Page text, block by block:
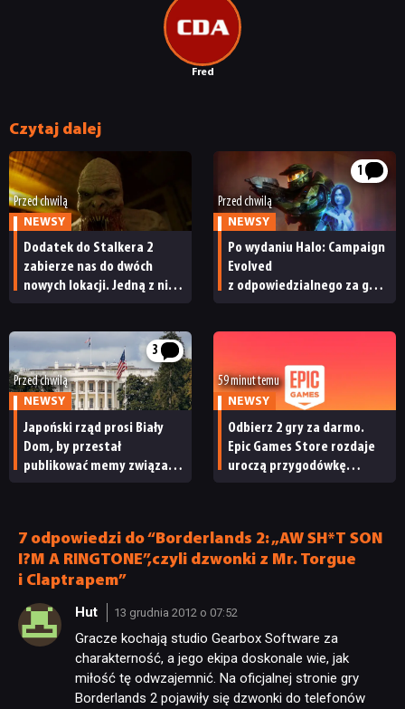
PUBLICYSTYKA
KULTURA
RETRO
TECHNOLOGIE
DYSKUSJE
Fred
Czytaj dalej
Przed chwilą
NEWSY
Dodatek do Stalkera 2
zabierze nas do dwóch
nowych lokacji. Jedną z nich
1
Przed chwilą
NEWSY
Po wydaniu Halo: Campaign
Evolved
z odpowiedzialnego za grę
3
Przed chwilą
NEWSY
Japoński rząd prosi Biały
Dom, by przestał
publikować memy związane
59 minut temu
NEWSY
Odbierz 2 gry za darmo.
Epic Games Store rozdaje
uroczą przygodówkę
7 odpowiedzi do “Borderlands 2: „AW SH*T SON
I?M A RINGTONE”,czyli dzwonki z Mr. Torgue
i Claptrapem”
Hut 13 grudnia 2012 o 07:52
Gracze kochają studio Gearbox Software za
charakterność, a jego ekipa doskonale wie, jak
miłość tę odwzajemnić. Na oficjalnej stronie gry
Borderlands 2 pojawiły się dzwonki do telefonów